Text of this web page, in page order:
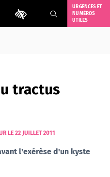
Outils d'accessibilité
URGENCES ET
NUMÉROS
UTILES
tractus
LE 22 JUILLET 2011
l'exérèse d'un kyste